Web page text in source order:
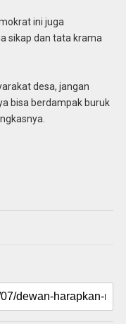
ini juga
sikap dan tata krama
desa, jangan
bisa berdampak buruk